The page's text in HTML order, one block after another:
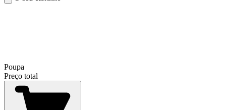
Poupa
Preço total